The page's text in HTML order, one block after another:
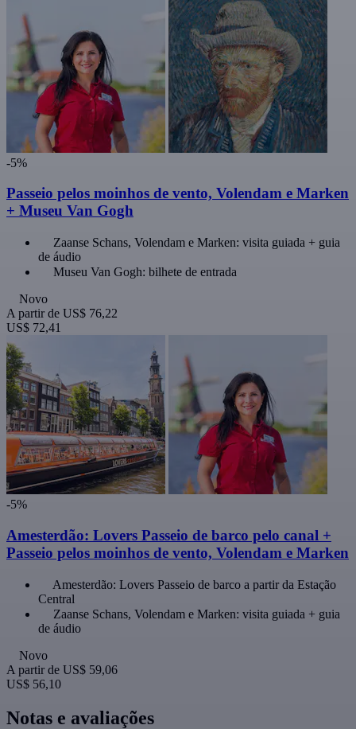
-5%
Passeio pelos moinhos de vento, Volendam e Marken
+ Museu Van Gogh
Zaanse Schans, Volendam e Marken: visita guiada + guia
de áudio
Museu Van Gogh: bilhete de entrada
Novo
A partir de US$ 76,22
US$ 72,41
-5%
Amesterdão: Lovers Passeio de barco pelo canal +
Passeio pelos moinhos de vento, Volendam e Marken
Amesterdão: Lovers Passeio de barco a partir da Estação
Central
Zaanse Schans, Volendam e Marken: visita guiada + guia
de áudio
Novo
A partir de US$ 59,06
US$ 56,10
Notas e avaliações